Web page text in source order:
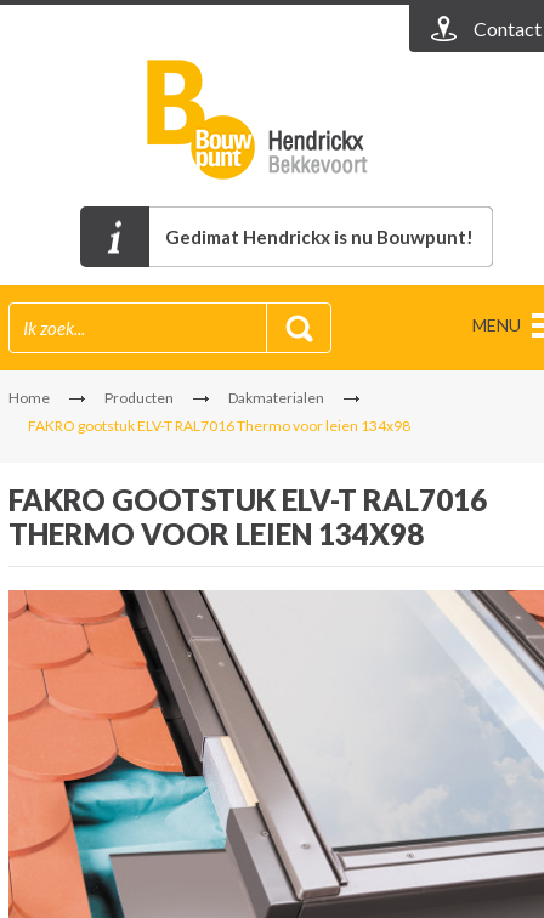
Contact
Gedimat Hendrickx is nu Bouwpunt!
MENU
Home Producten
Dakmaterialen
FAKRO gootstuk ELV-T RAL7016 Thermo voor leien 134x98
FAKRO GOOTSTUK ELV-T RAL7016
THERMO VOOR LEIEN 134X98